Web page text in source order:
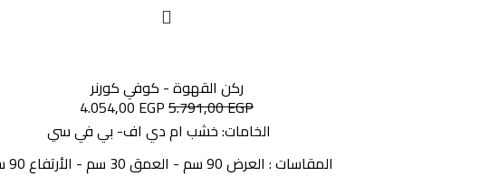
ركن القهوة - كوفي كورنر
5.791,00EGP
4.054,00 EGP
الخامات: خشب ام دي اف- بي في سي
المقاسات : العرض 90 سم - العمق 30 سم - الأرتفاع 90 سم